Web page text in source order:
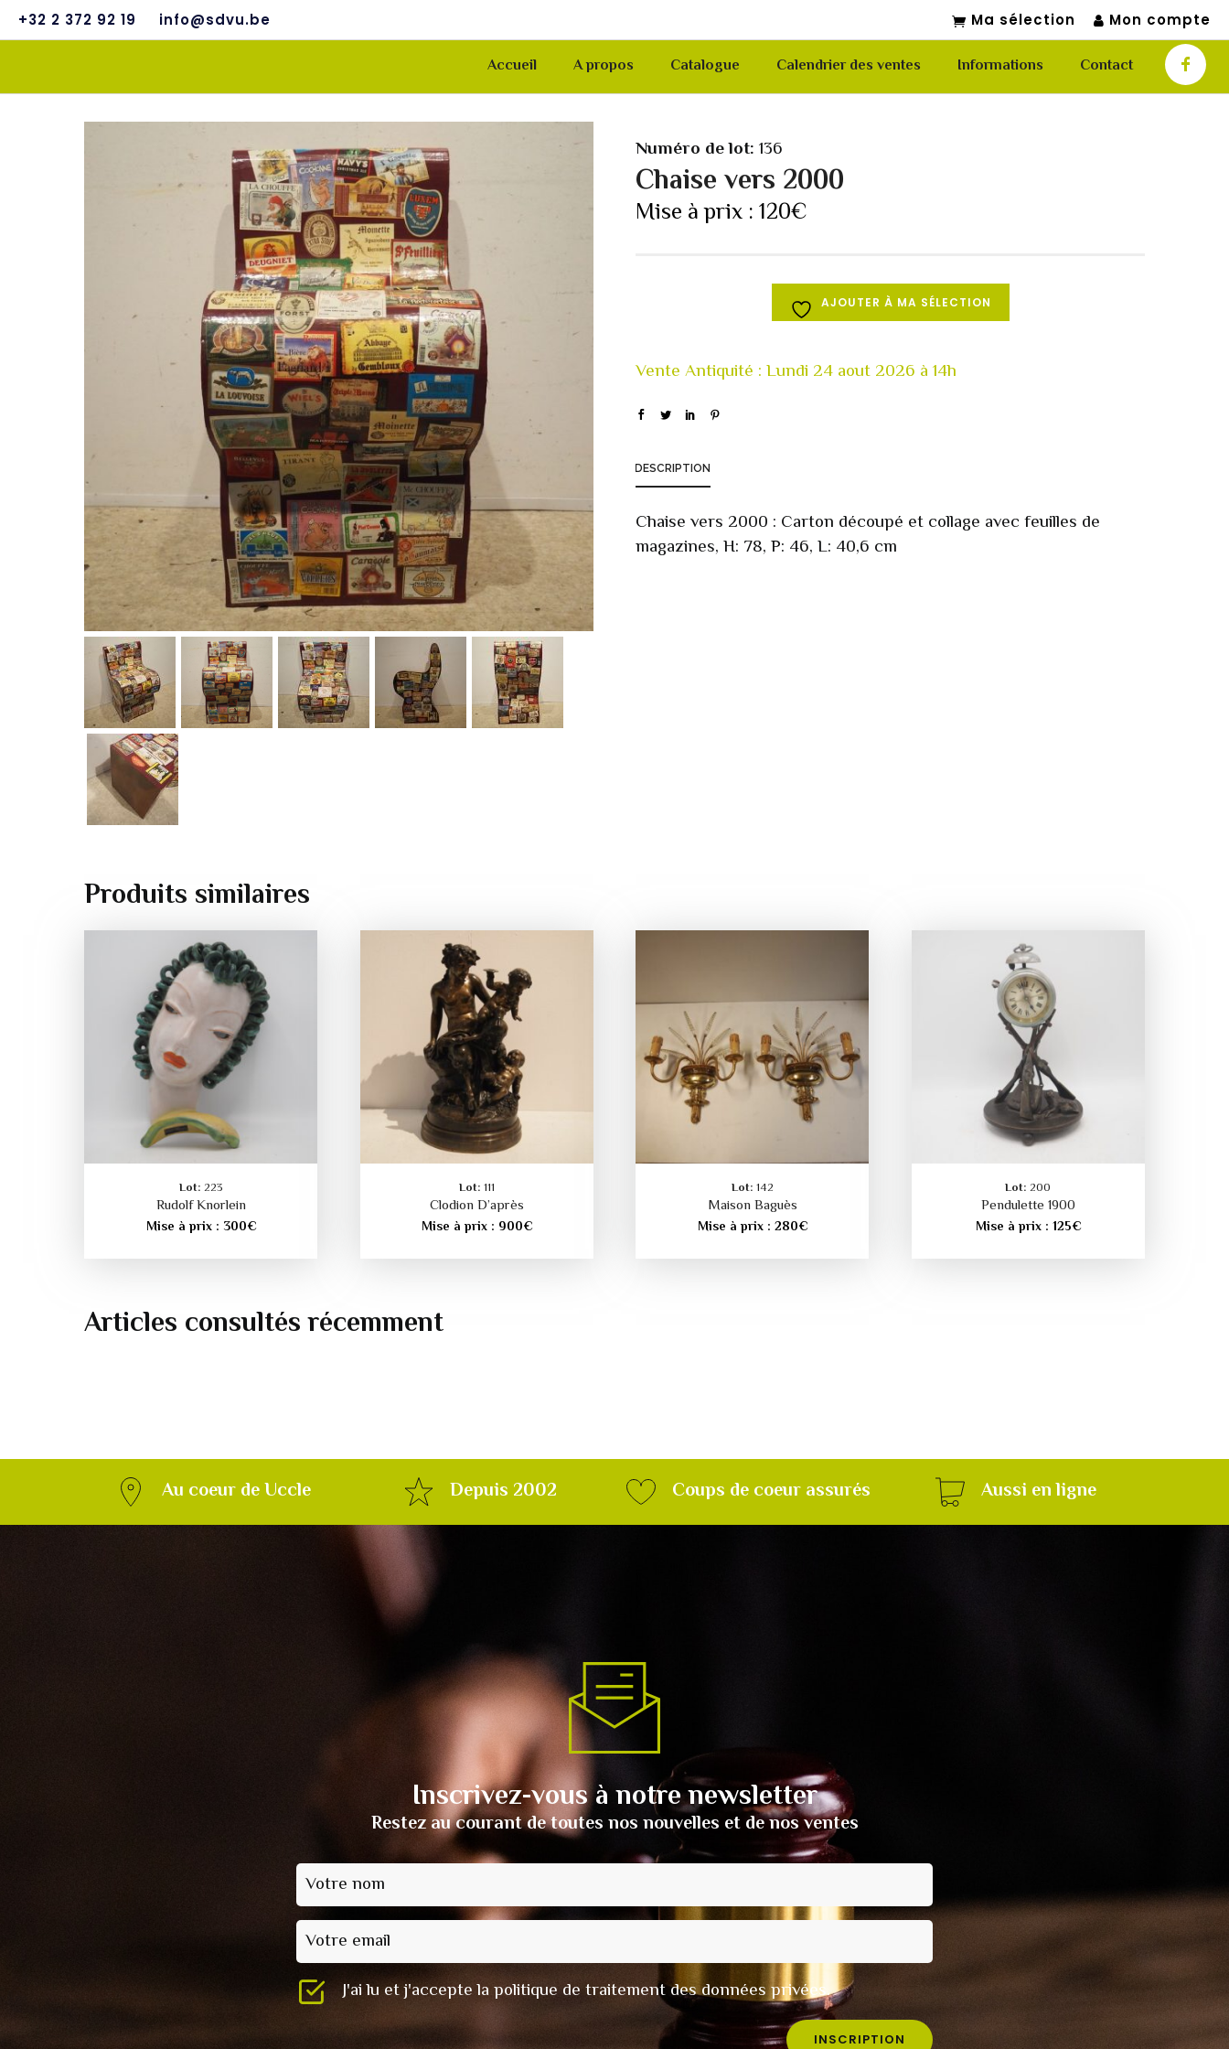
+32 2 372 92 19 info@sdvu.be Ma sélection Mon compte
Accueil A propos Catalogue Calendrier des ventes Informations Contact
Numéro de lot: 136
Chaise vers 2000
Mise à prix :120€
AJOUTER À MA SÉLECTION
DESCRIPTION
Chaise vers 2000 : Carton découpé et collage avec feuilles de
magazines, H: 78, P: 46, L: 40,6 cm
Produits similaires
Lot: 223
Rudolf Knorlein
Mise à prix : 300€
Lot: 111
Clodion D’après
Mise à prix : 900€
Lot: 142
Maison Baguès
Mise à prix : 280€
Lot: 200
Pendulette 1900
Mise à prix : 125€
Articles consultés récemment
Au coeur de Uccle Depuis 2002 Coups de coeur assurés Aussi en ligne
Inscrivez-vous à notre newsletter
Restez au courant de toutes nos nouvelles et de nos ventes
Votre nom
Votre email
J'ai lu et j'accepte la politique de traitement des données privées.
INSCRIPTION